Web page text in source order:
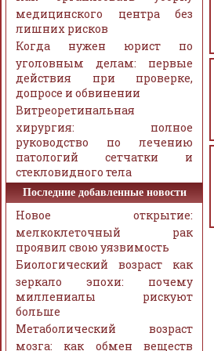
медицинского центра без
лишних рисков
Когда нужен юрист по
уголовным делам: первые
действия при проверке,
допросе и обвинении
Витреоретинальная
хирургия: полное
руководство по лечению
патологий сетчатки и
стекловидного тела
Последние добавленные новости
Новое открытие:
мелкоклеточный рак
проявил свою уязвимость
Биологический возраст как
зеркало эпохи: почему
миллениалы рискуют
больше
Метаболический возраст
мозга: как обмен веществ